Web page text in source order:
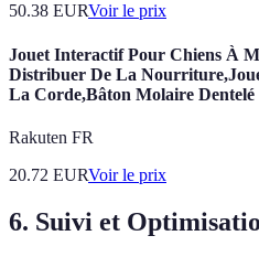
50.38 EURVoir le prix
Jouet Interactif Pour Chiens À
Distribuer De La
La Corde,Bâton Molaire Dentelé
Rakuten FR
20.72 EURVoir le prix
6. Suivi et